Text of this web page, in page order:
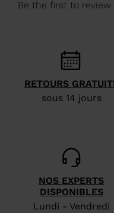
RETOURS
sous 14 jours
NOS EXPERTS
DISPONIBLES
Lundi - Vendredi